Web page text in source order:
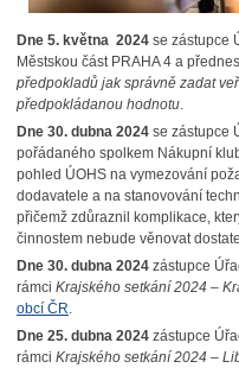
Dne 5. května 2024 se zástupce
Městskou část PRAHA 4 a
předpokladů jak správně zadat
předpokládanou hodnotu.
Dne 30. dubna 2024se zástupce
pořádaného spolkem Nákupní
pohled ÚOHS na vymezování
dodavatele a na stanovování
přičemž zdůraznil komplikace,
činnostem nebude věnovat
Dne 30. dubna 2024 zástupce
rámci Krajského setkání 2024 –
obcí ČR
Dne 25. dubna 2024 zástupce
rámci Krajského setkání 2024 –